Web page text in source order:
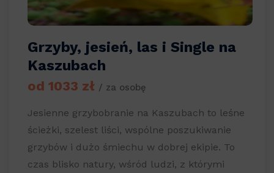
Grzyby, jesień, las i Single na
Kaszubach
od 1033 zł / za osobę
Jesienne grzybobranie na Kaszubach to leśne
ścieżki, szelest liści, wspólne poszukiwanie
grzybów i dużo śmiechu w dobrej ekipie. To
czas blisko natury, wśród ludzi, z którymi